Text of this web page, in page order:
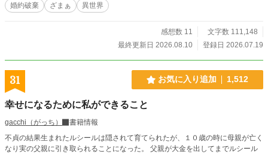
婚約破棄 ざまぁ 異世界
感想数 11
文字数 111,148
最終更新日 2026.08.10
登録日 2026.07.19
31 お気に入り追加 1,512
幸せになるために私ができること
gacchi（がっち）
書籍情報
不貞の結果生まれたルシールは隠されて育てられたが、１０歳の時に母親が亡く
なり実の父親に引き取られることになった。 父親が大金を出してまでルシール